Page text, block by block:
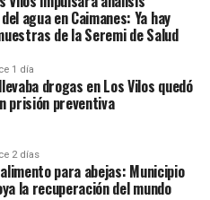
agua en Caimanes: Ya hay
de la Seremi de Salud
1 día
drogas en Los Vilos quedó
prisión preventiva
2 días
para abejas: Municipio
la recuperación del mundo